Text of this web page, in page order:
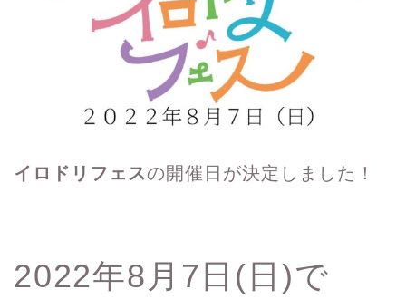
イロドリフェスの開催日が決定しました！
2022年8月7日(日)で